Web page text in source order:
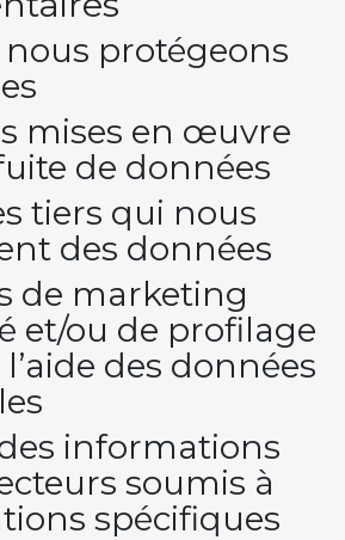
protégeons
mises en œuvre
de données
tiers qui nous
des données
de marketing
et/ou de profilage
des données
informations
soumis à
spécifiques